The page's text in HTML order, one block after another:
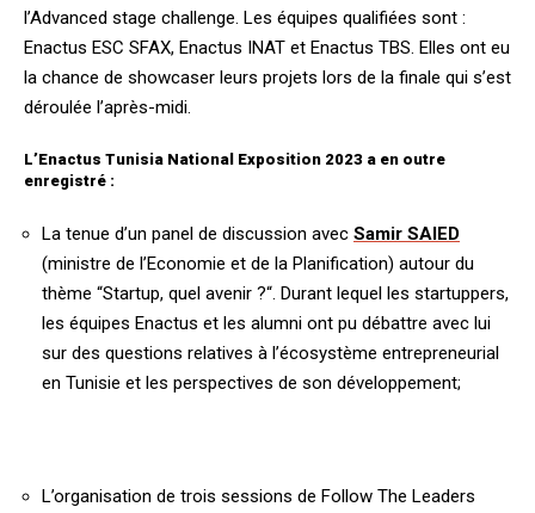
l’Advanced stage challenge. Les équipes qualifiées sont :
Enactus ESC SFAX, Enactus INAT et Enactus TBS. Elles ont eu
la chance de showcaser leurs projets lors de la finale qui s’est
déroulée l’après-midi.
L’Enactus Tunisia National Exposition 2023 a en outre
enregistré :
La tenue d’un panel de discussion avec Samir SAIED
(ministre de l’Economie et de la Planification) autour du
thème “Startup, quel avenir ?“. Durant lequel les startuppers,
les équipes Enactus et les alumni ont pu débattre avec lui
sur des questions relatives à l’écosystème entrepreneurial
en Tunisie et les perspectives de son développement;
L’organisation de trois sessions de Follow The Leaders